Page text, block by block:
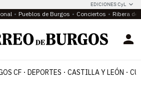
EDICIONES CyL
Pueblos de Burgos Conciertos Ribera del
CF DEPORTES CASTILLA Y LEÓN